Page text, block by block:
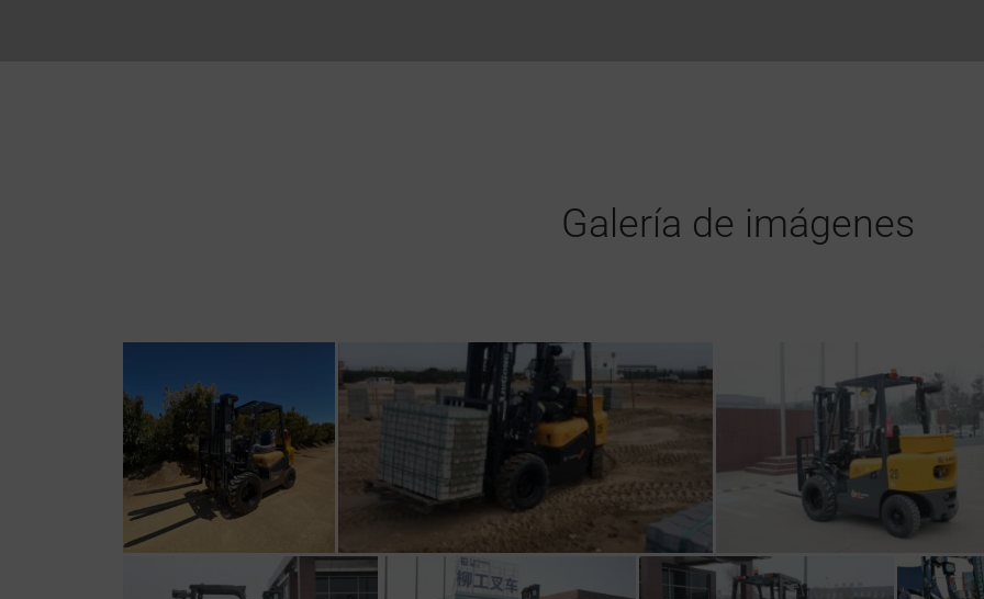
Galería de imágenes